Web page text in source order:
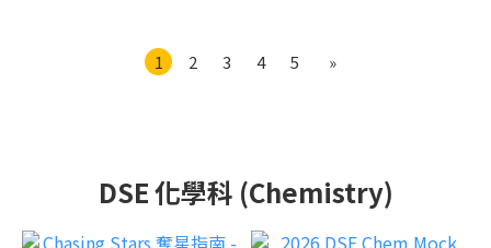
1 2 3 4 5 »
DSE 化學科 (Chemistry)